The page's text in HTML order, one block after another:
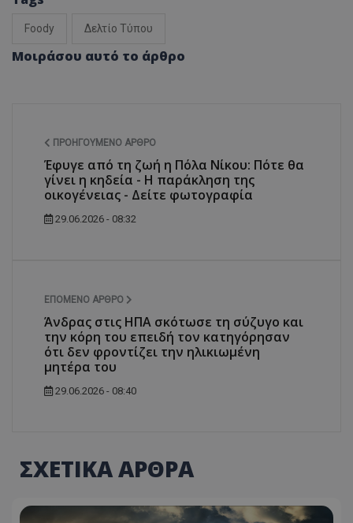
Foody Δελτίο Τύπου
Μοιράσου αυτό το άρθρο
ΠΡΟΗΓΟΎΜΕΝΟ ΆΡΘΡΟ
Έφυγε από τη ζωή η Πόλα Νίκου: Πότε θα
γίνει η κηδεία - Η παράκληση της
οικογένειας - Δείτε φωτογραφία
29.06.2026 - 08:32
ΕΠΌΜΕΝΟ ΆΡΘΡΟ
Άνδρας στις ΗΠΑ σκότωσε τη σύζυγο και
την κόρη του επειδή τον κατηγόρησαν
ότι δεν φροντίζει την ηλικιωμένη
μητέρα του
29.06.2026 - 08:40
ΣΧΕΤΙΚΑ ΑΡΘΡΑ